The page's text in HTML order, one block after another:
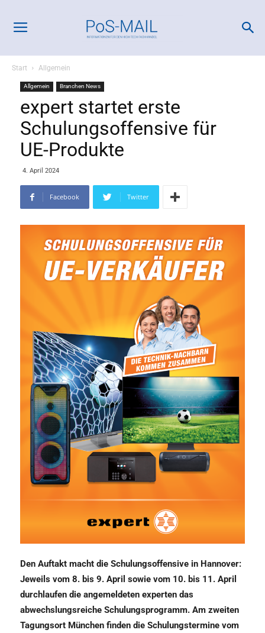
Start Allgemein
Allgemein Branchen News
expert startet erste
Schulungsoffensive für
UE-Produkte
4. April 2024
Facebook Twitter
Den Auftakt macht die Schulungsoffensive in Hannover:
Jeweils vom 8. bis 9. April sowie vom 10. bis 11. April
durchlaufen die angemeldeten experten das
abwechslungsreiche Schulungsprogramm. Am zweiten
Tagungsort München finden die Schulungstermine vom